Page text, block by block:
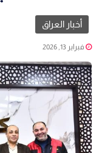
أخبار العراق
فبراير 13, 2026